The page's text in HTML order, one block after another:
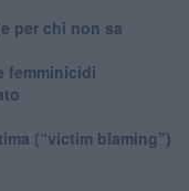
per chi non sa
femminicidi
(“victim blaming”)